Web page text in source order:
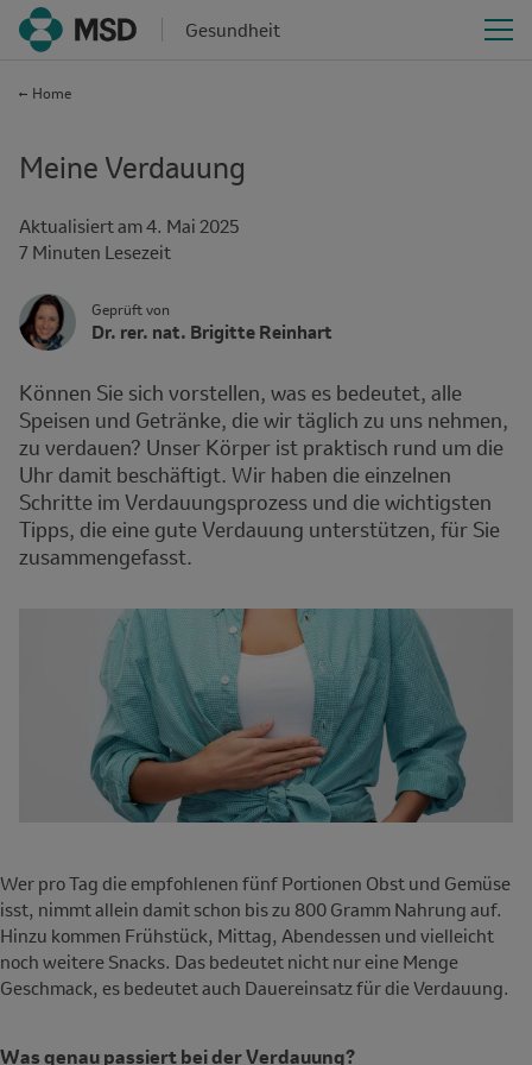
Gesundheit
Home
Meine Verdauung
Aktualisiert am4. Mai 2025
Time
7 Minuten Lesezeit
Author Geprüft von
Author's
Avatar
Name
Affiliation
Dr. rer. nat. Brigitte Reinhart
Können Sie sich vorstellen, was es bedeutet, alle
Speisen und Getränke, die wir täglich zu uns nehmen,
zu verdauen? Unser Körper ist praktisch rund um die
Uhr damit beschäftigt. Wir haben die einzelnen
Schritte im Verdauungsprozess und die wichtigsten
Tipps, die eine gute Verdauung unterstützen, für Sie
zusammengefasst.
Wer pro Tag die empfohlenen fünf Portionen Obst und Gemüse
isst, nimmt allein damit schon bis zu 800 Gramm Nahrung auf.
Hinzu kommen Frühstück, Mittag, Abendessen und vielleicht
noch weitere Snacks. Das bedeutet nicht nur eine Menge
Geschmack, es bedeutet auch Dauereinsatz für die Verdauung.
Was genau passiert bei der Verdauung?